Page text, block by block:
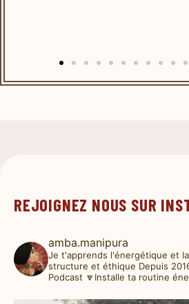
REJOIGNEZ NOUS SUR
amba.manipura
Je t'apprends l'énergétique et
structure et éthique Depuis
Podcast 🔽Installe ta routine